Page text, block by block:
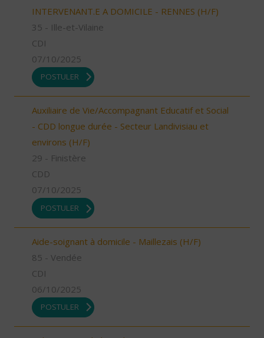
INTERVENANT.E A DOMICILE - RENNES (H/F)
35 - Ille-et-Vilaine
CDI
07/10/2025
POSTULER
Auxiliaire de Vie/Accompagnant Educatif et Social
- CDD longue durée - Secteur Landivisiau et
environs (H/F)
29 - Finistère
CDD
07/10/2025
POSTULER
Aide-soignant à domicile - Maillezais (H/F)
85 - Vendée
CDI
06/10/2025
POSTULER